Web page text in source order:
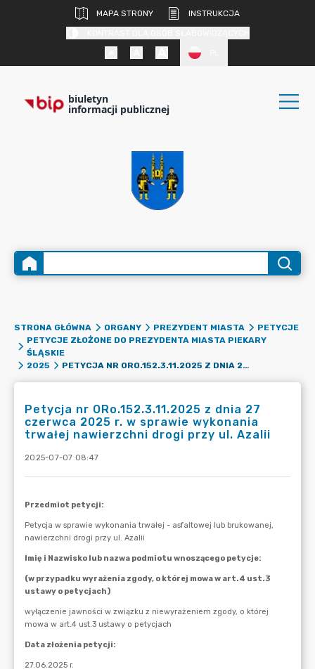
MAPA STRONY
INSTRUKCJA
biuletyn
informacji publicznej
STRONA GŁÓWNA ORGANY PREZYDENT MIASTA
PETYCJE
PETYCJE ZŁOŻONE DO PREZYDENTA MIASTA PIEKARY
ŚLĄSKIE
2025
PETYCJA NR ORO.152.3.11.2025 Z DNIA 27 CZERWCA 2025 R. W SPRAWIE WYKONANIA TRWAŁEJ NAWIERZCHNI DROGI PRZY UL. AZALII
Petycja nr ORo.152.3.11.2025 z dnia 27
czerwca 2025 r. w sprawie wykonania
trwałej nawierzchni drogi przy ul. Azalii
2025-07-07 08:47